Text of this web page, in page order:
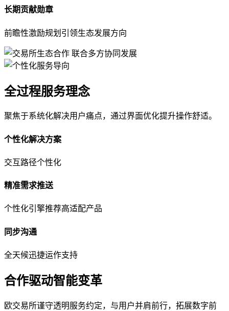
长期贡献勋章
前瞻性激励规划引领生态发展方向
全过程服务理念
聚焦于系统化解决用户痛点，通过界面优化提升操作舒适。
个性化解决方案
交互路径个性化
精准需求推送
个性化引擎推荐高适配产品
同步沟通
全天候迅捷运作支持
合作驱动智能变革
欧交易所谨守透明服务约定，与用户并肩前行，拓展数字前